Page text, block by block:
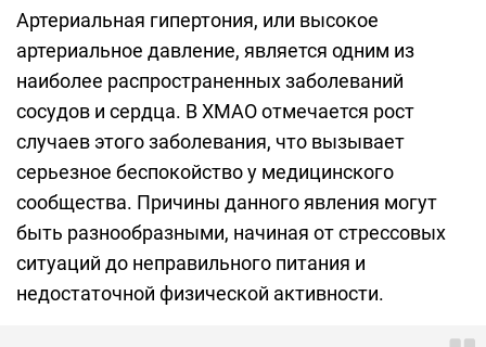
Артериальная гипертония, или высокое
артериальное давление, является одним из
наиболее распространенных заболеваний
сосудов и сердца. В ХМАО отмечается рост
случаев этого заболевания, что вызывает
серьезное беспокойство у медицинского
сообщества. Причины данного явления могут
быть разнообразными, начиная от стрессовых
ситуаций до неправильного питания и
недостаточной физической активности.